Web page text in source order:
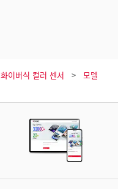
화이버식 컬러 센서
모델